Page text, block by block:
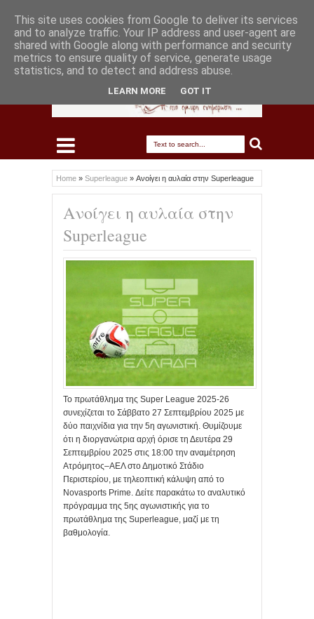
Home » Superleague » Ανοίγει η αυλαία στην Superleague
Ανοίγει η αυλαία στην
Superleague
Το πρωτάθλημα της Super League 2025-26
συνεχίζεται το Σάββατο 27 Σεπτεμβρίου 2025 με
δύο παιχνίδια για την 5η αγωνιστική. Θυμίζουμε
ότι η διοργανώτρια αρχή όρισε τη Δευτέρα 29
Σεπτεμβρίου 2025 στις 18:00 την αναμέτρηση
Ατρόμητος–ΑΕΛ στο Δημοτικό Στάδιο
Περιστερίου, με τηλεοπτική κάλυψη από το
Novasports Prime. Δείτε παρακάτω το αναλυτικό
πρόγραμμα της 5ης αγωνιστικής για το
πρωτάθλημα της Superleague, μαζί με τη
βαθμολογία.
This site uses cookies from Google to deliver its services
and to analyze traffic. Your IP address and user-agent are
shared with Google along with performance and security
metrics to ensure quality of service, generate usage
statistics, and to detect and address abuse.
LEARN MORE GOT IT